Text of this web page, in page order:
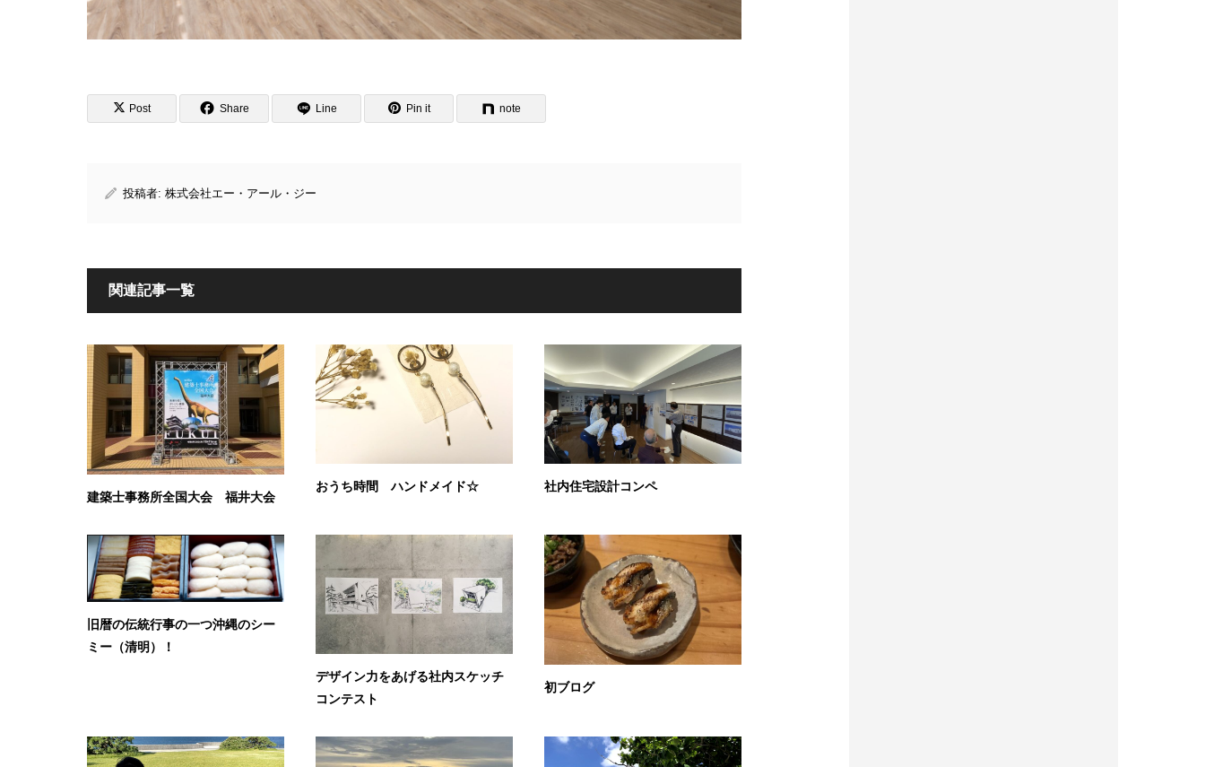
Post Share Line Pin it note
投稿者: 株式会社エー・アール・ジー
関連記事一覧
建築士事務所全国大会 福井大会
おうち時間 ハンドメイド☆ 社内住宅設計コンペ
旧暦の伝統行事の一つ沖縄のシー
ミー（清明）！
デザイン力をあげる社内スケッチ
コンテスト
初ブログ